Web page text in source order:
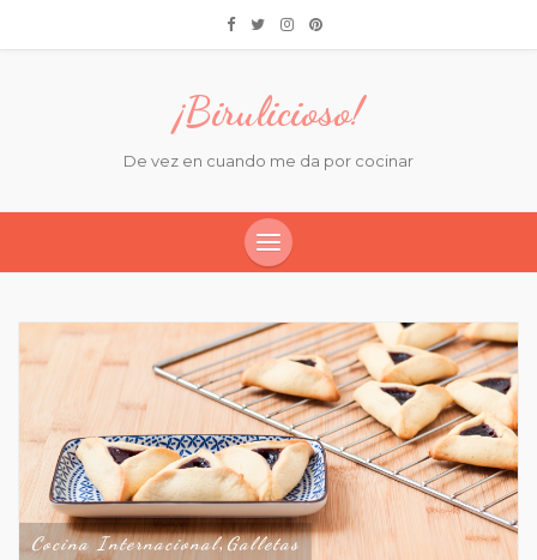
¡Birulicioso!
De vez en cuando me da por cocinar
Cocina Internacional,Galletas